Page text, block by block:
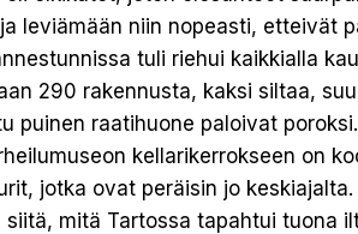
leviämään niin nopeasti, etteivät
tuli riehui kaikkialla
290 rakennusta, kaksi siltaa,
puinen raatihuone paloivat
kellarikerrokseen on
jotka ovat peräisin jo
mitä Tartossa tapahtui tuona